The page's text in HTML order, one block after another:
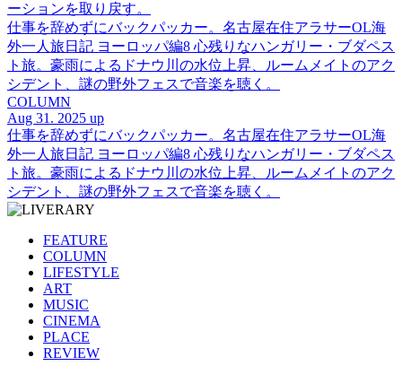
ーションを取り戻す。
仕事を辞めずにバックパッカー。名古屋在住アラサーOL海
外一人旅日記 ヨーロッパ編8 心残りなハンガリー・ブダペス
ト旅。豪雨によるドナウ川の水位上昇、ルームメイトのアク
シデント、謎の野外フェスで音楽を聴く。
COLUMN
Aug 31. 2025 up
仕事を辞めずにバックパッカー。名古屋在住アラサーOL海
外一人旅日記 ヨーロッパ編8 心残りなハンガリー・ブダペス
ト旅。豪雨によるドナウ川の水位上昇、ルームメイトのアク
シデント、謎の野外フェスで音楽を聴く。
FEATURE
COLUMN
LIFESTYLE
ART
MUSIC
CINEMA
PLACE
REVIEW